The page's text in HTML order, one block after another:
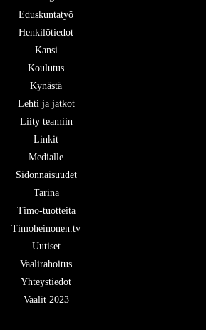
Eduskuntatyö
Henkilötiedot
Kansi
Koulutus
Kynästä
Lehti ja jatkot
Liity teamiin
Linkit
Medialle
Sidonnaisuudet
Tarina
Timo-tuotteita
Timoheinonen.tv
Uutiset
Vaalirahoitus
Yhteystiedot
Vaalit 2023